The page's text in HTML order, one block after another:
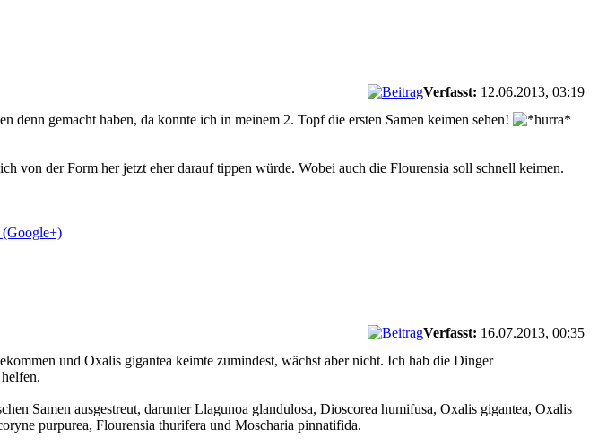
Verfasst: 12.06.2013, 03:19
denn gemacht haben, da konnte ich in meinem 2. Topf die ersten Samen keimen sehen!
von der Form her jetzt eher darauf tippen würde. Wobei auch die Flourensia soll schnell keimen.
(Google+)
Verfasst: 16.07.2013, 00:35
und Oxalis gigantea keimte zumindest, wächst aber nicht. Ich hab die Dinger
Samen ausgestreut, darunter Llagunoa glandulosa, Dioscorea humifusa, Oxalis gigantea, Oxalis
purpurea, Flourensia thurifera und Moscharia pinnatifida.